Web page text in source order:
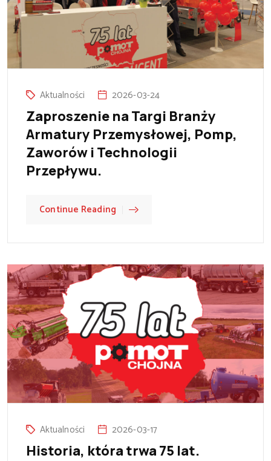
Aktualności 2026-03-24
Zaproszenie na Targi Branży
Armatury Przemysłowej, Pomp,
Zaworów i Technologii
Przepływu.
Continue Reading
Aktualności 2026-03-17
Historia, która trwa 75 lat.